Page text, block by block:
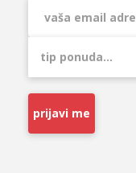
prijavi me